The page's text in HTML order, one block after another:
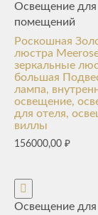
Освещение для
помещений
Роскошная
люстра
зеркальные
большая
лампа,
освещение,
для отеля,
виллы
156000,00 ₽
Освещение для